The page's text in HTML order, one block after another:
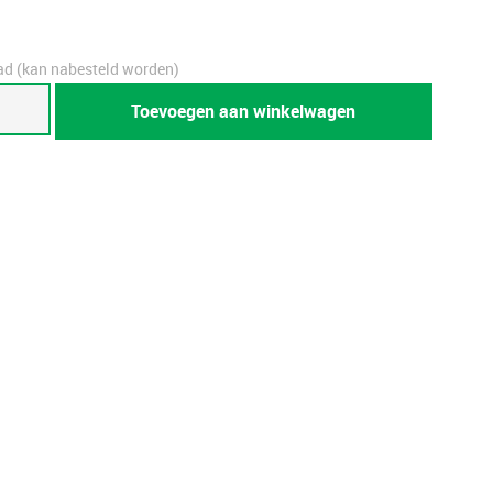
(kan nabesteld worden)
Toevoegen aan winkelwagen